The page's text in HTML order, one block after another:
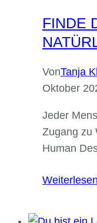
FINDE
VonTanja
Oktober
Jeder
Zugang zu
Human
Weiterlesen